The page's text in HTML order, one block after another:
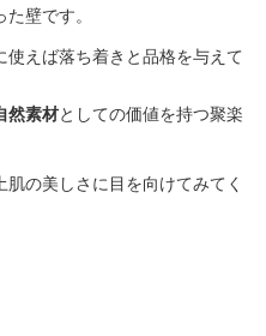
壁です。
えば落ち着きと品格を与えて
然素材としての価値を持つ聚楽
の美しさに目を向けてみてく